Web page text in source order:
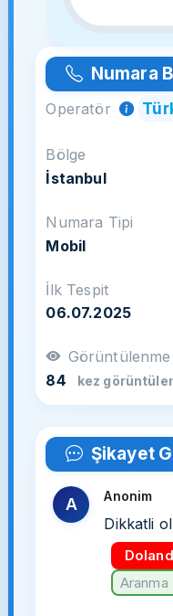
Numara
Operatör
Bölge
İstanbul
Numara Tipi
Mobil
İlk Tespit
06.07.2025
Görüntülenme
84
kez
Şikayet
A Anonim
Dikkatli
Aranma